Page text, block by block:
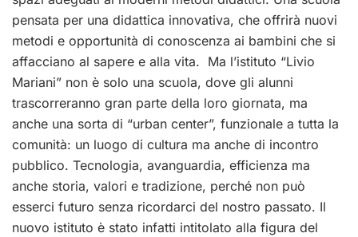
pensata per una didattica innovativa, che offrirà nuovi
metodi e opportunità di conoscenza ai bambini che si
affacciano al sapere e alla vita. Ma l’istituto “Livio
Mariani” non è solo una scuola, dove gli alunni
trascorreranno gran parte della loro giornata, ma
anche una sorta di “urban center”, funzionale a tutta la
comunità: un luogo di cultura ma anche di incontro
pubblico. Tecnologia, avanguardia, efficienza ma
anche storia, valori e tradizione, perché non può
esserci futuro senza ricordarci del nostro passato. Il
nuovo istituto è stato infatti intitolato alla figura del